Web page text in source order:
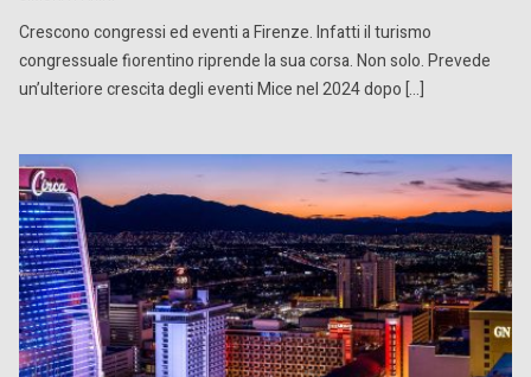
Crescono congressi ed eventi a Firenze. Infatti il turismo
congressuale fiorentino riprende la sua corsa. Non solo. Prevede
un’ulteriore crescita degli eventi Mice nel 2024 dopo […]